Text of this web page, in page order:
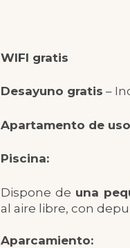
WIFI gratis
Desayuno gratis –
Apartamento de
Piscina:
Dispone de una
al aire libre, con
Aparcamiento: